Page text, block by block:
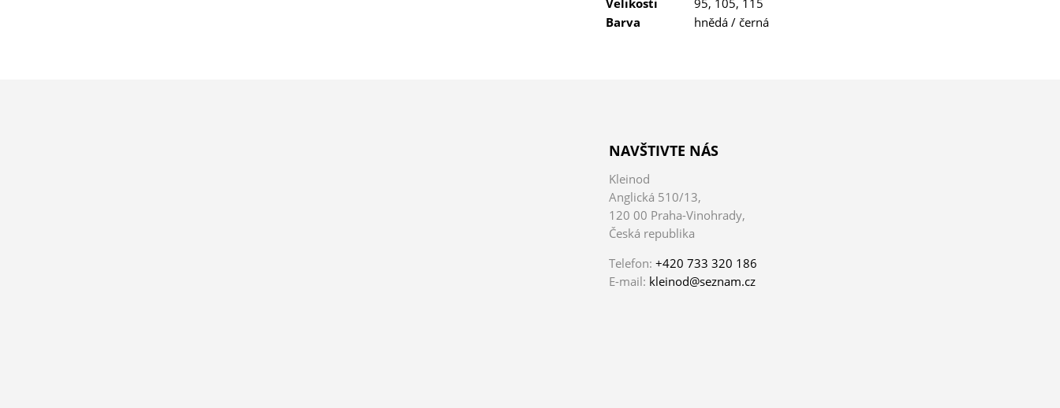
Velikosti
95, 105, 115
Barva
hnědá / černá
NAVŠTIVTE NÁS
Kleinod
Anglická 510/13,
120 00 Praha-Vinohrady,
Česká republika
Telefon: +420 733 320 186
E-mail: kleinod@seznam.cz